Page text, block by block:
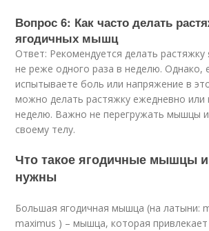
Вопрос 6: Как часто делать
ягодичных мышц
Ответ: Рекомендуется делать
не реже одного раза в неделю. Однако,
испытываете боль или напряжение в
можно делать растяжку ежедневно или
неделю. Важно не перегружать мышцы
своему телу.
Что такое ягодичные мышцы и
нужны
Большая ягодичная мышца (на латыни:
maximus ) – мышца, которая